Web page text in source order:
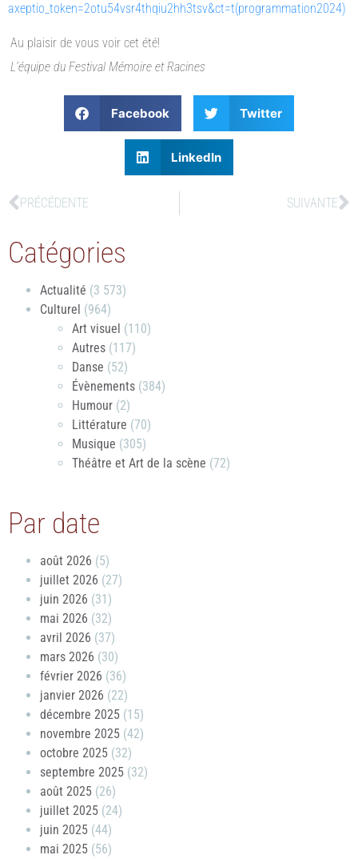
axeptio_token=2otu54vsr4thqiu2hh3tsv&ct=t(programmation2024)
Au plaisir de vous voir cet été!
L’équipe du Festival Mémoire et Racines
Facebook Twitter
LinkedIn
PRÉCÉDENTE SUIVANTE
Catégories
Actualité (3 573)
Culturel (964)
Art visuel (110)
Autres (117)
Danse (52)
Évènements (384)
Humour (2)
Littérature (70)
Musique (305)
Théâtre et Art de la scène (72)
Par date
août 2026 (5)
juillet 2026 (27)
juin 2026 (31)
mai 2026 (32)
avril 2026 (37)
mars 2026 (30)
février 2026 (36)
janvier 2026 (22)
décembre 2025 (15)
novembre 2025 (42)
octobre 2025 (32)
septembre 2025 (32)
août 2025 (26)
juillet 2025 (24)
juin 2025 (44)
mai 2025 (56)